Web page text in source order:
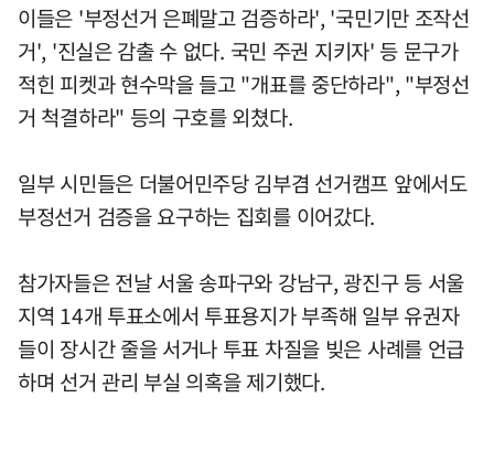
이들은 '부정선거 은폐말고 검증하라', '국민기만 조작선
거', '진실은 감출 수 없다. 국민 주권 지키자' 등 문구가
적힌 피켓과 현수막을 들고 "개표를 중단하라", "부정선
거 척결하라" 등의 구호를 외쳤다.
일부 시민들은 더불어민주당 김부겸 선거캠프 앞에서도
부정선거 검증을 요구하는 집회를 이어갔다.
참가자들은 전날 서울 송파구와 강남구, 광진구 등 서울
지역 14개 투표소에서 투표용지가 부족해 일부 유권자
들이 장시간 줄을 서거나 투표 차질을 빚은 사례를 언급
하며 선거 관리 부실 의혹을 제기했다.